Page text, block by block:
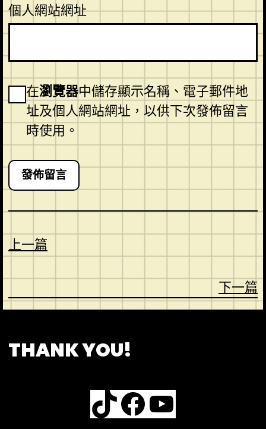
個人網站網址
在瀏覽器中儲存顯示名稱、電子郵件地
址及個人網站網址，以供下次發佈留言
時使用。
上一篇
下一篇
THANK YOU!
TikTok Facebook YouTube